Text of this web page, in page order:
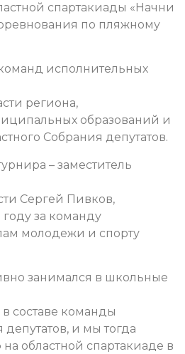
спартакиады «Начни
по пляжному
исполнительных
региона,
образований и
Собрания депутатов.
– заместитель
Сергей Пивков,
за команду
молодежи и спорту
занимался в школьные
составе команды
депутатов, и мы тогда
областной спартакиаде в